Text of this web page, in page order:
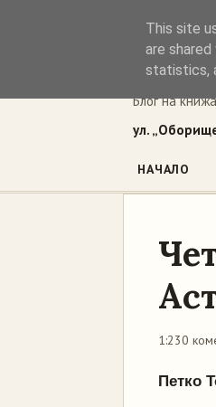
Блог на
ул.
НАЧАЛО
1:230
Петко
This site
are
statistics,